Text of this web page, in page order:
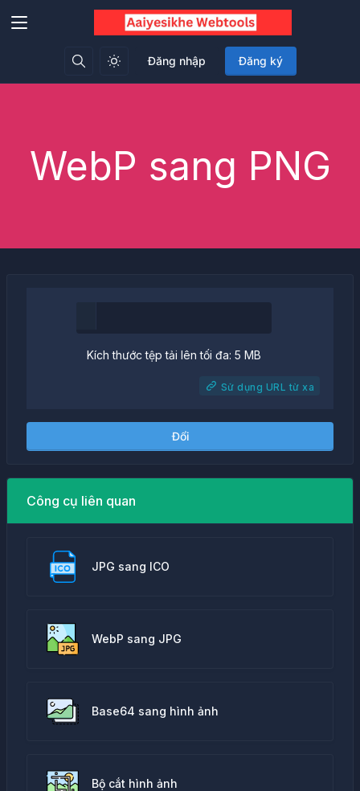
Đăng nhập Đăng ký
WebP sang PNG
Kích thước tệp tải lên tối đa: 5 MB
Sử dụng URL từ xa
Đổi
Công cụ liên quan
JPG sang ICO
WebP sang JPG
Base64 sang hình ảnh
Bộ cắt hình ảnh